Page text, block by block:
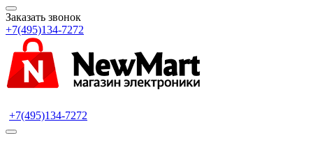
Заказать звонок
+7(495)134-7272
+7(495)134-7272